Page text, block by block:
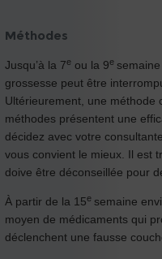
Méthodes
Jusqu’à la 7e ou la 9e
grossesse peut être
Ultérieurement, une méthode
méthodes présentent une
décidez avec votre
vous convient le mieux. Il est
doive être déconseillée pour
À partir de la 15e semaine
moyen de médicaments qui
déclenchent une fausse